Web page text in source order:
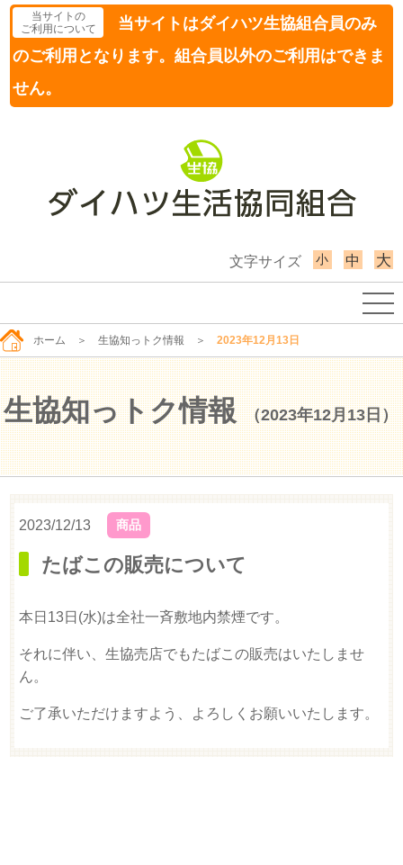
当サイトの
ご利用について
当サイトはダイハツ生協組合員のみ
のご利用となります。組合員以外のご利用はできま
せん。
文字サイズ 小 中 大
ホーム ＞ 生協知っトク情報 ＞ 2023年12月13日
生協知っトク情報 （2023年12月13日）
2023/12/13 商品
たばこの販売について
本日13日(水)は全社一斉敷地内禁煙です。
それに伴い、生協売店でもたばこの販売はいたしませ
ん。
ご了承いただけますよう、よろしくお願いいたします。